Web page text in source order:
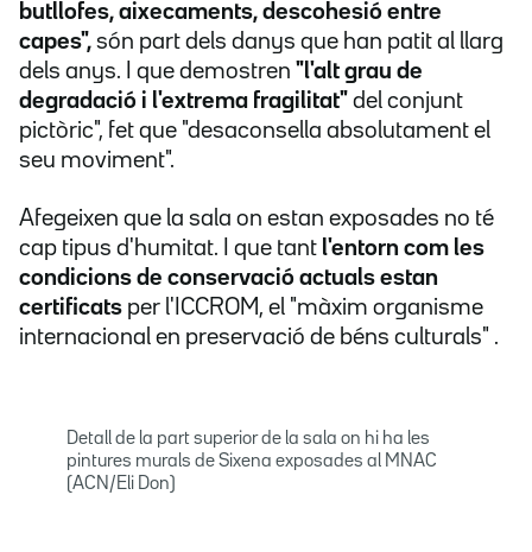
butllofes, aixecaments, descohesió entre
capes", són part dels danys que han patit al llarg
dels anys. I que demostren "l'alt grau de
degradació i l'extrema fragilitat" del conjunt
pictòric", fet que "desaconsella absolutament el
seu moviment".
Afegeixen que la sala on estan exposades no té
cap tipus d'humitat. I que tant l'entorn com les
condicions de conservació actuals estan
certificats per l'ICCROM, el "màxim organisme
internacional en preservació de béns culturals" .
Detall de la part superior de la sala on hi ha les
pintures murals de Sixena exposades al MNAC
(ACN/Eli Don)